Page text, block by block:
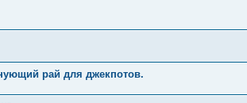
рай для джекпотов.